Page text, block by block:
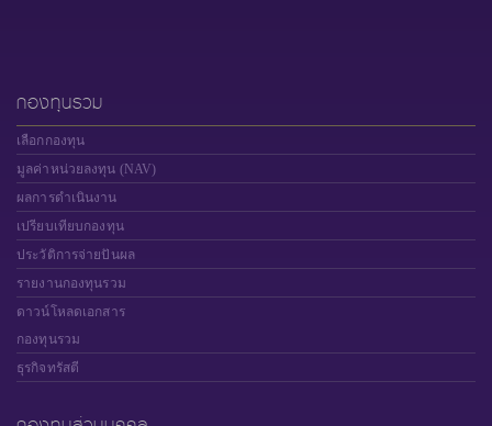
กองทุนรวม
เลือกกองทุน
มูลค่าหน่วยลงทุน (NAV)
ผลการดำเนินงาน
เปรียบเทียบกองทุน
ประวัติการจ่ายปันผล
รายงานกองทุนรวม
ดาวน์โหลดเอกสาร
กองทุนรวม
ธุรกิจทรัสตี